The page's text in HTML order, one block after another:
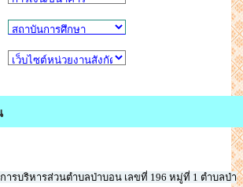
ารบริหารส่วนตำบลป่าบอน เลขที่ 196 หมู่ที่ 1 ตำบลป่า